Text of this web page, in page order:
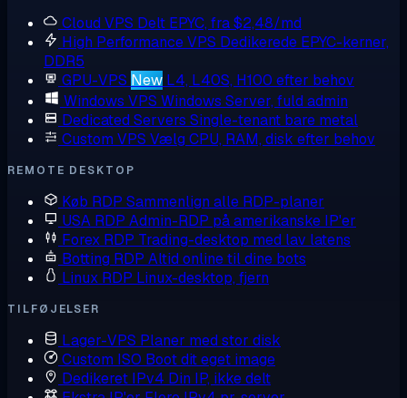
Cloud VPS Delt EPYC, fra $2,48/md
High Performance VPS Dedikerede EPYC-kerner,
DDR5
GPU-VPS New L4, L40S, H100 efter behov
Windows VPS Windows Server, fuld admin
Dedicated Servers Single-tenant bare metal
Custom VPS Vælg CPU, RAM, disk efter behov
REMOTE DESKTOP
Køb RDP Sammenlign alle RDP-planer
USA RDP Admin-RDP på amerikanske IP'er
Forex RDP Trading-desktop med lav latens
Botting RDP Altid online til dine bots
Linux RDP Linux-desktop, fjern
TILFØJELSER
Lager-VPS Planer med stor disk
Custom ISO Boot dit eget image
Dedikeret IPv4 Din IP, ikke delt